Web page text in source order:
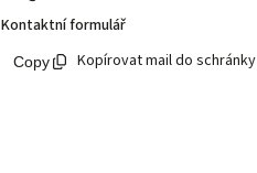
Kontaktní formulář
Kopírovat mail do schránky